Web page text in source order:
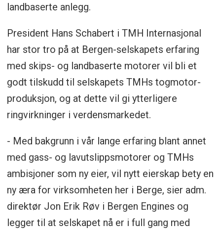
landbaserte anlegg.
President Hans Schabert i TMH Internasjonal
har stor tro på at Bergen-selskapets erfaring
med skips- og landbaserte motorer vil bli et
godt tilskudd til selskapets TMHs togmotor-
produksjon, og at dette vil gi ytterligere
ringvirkninger i verdensmarkedet.
- Med bakgrunn i vår lange erfaring blant annet
med gass- og lavutslippsmotorer og TMHs
ambisjoner som ny eier, vil nytt eierskap bety en
ny æra for virksomheten her i Berge, sier adm.
direktør Jon Erik Røv i Bergen Engines og
legger til at selskapet nå er i full gang med